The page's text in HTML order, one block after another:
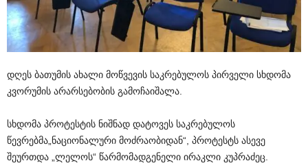
დღეს ბათუმის ახალი მოწვევის საკრებულოს პირველი სხდომა
კვორუმის არარსებობის გამოჩაიშალა
სხდომა პროტესტის ნიშნად დატოვეს საკრებულოს
წევრებმა ნაციონალური მოძრაობიდან“, პროტესტს ასევე
შეურთდა ლელოს“ წარმომადგენელი ირაკლი კუპრაძეც